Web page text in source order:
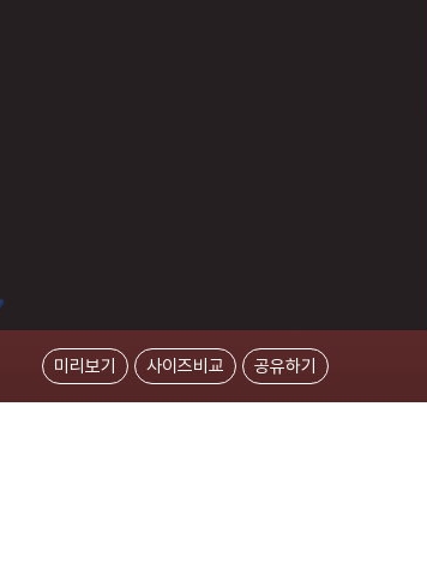
미리보기 사이즈비교 공유하기